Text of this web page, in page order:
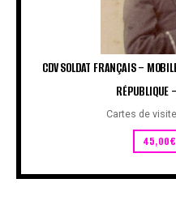
CDV SOLDAT FRANÇAIS –
RÉPUBLIQUE
Cartes de
45,00€